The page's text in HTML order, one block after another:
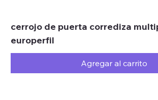
cerrojo de puerta corrediza
europerfil
Agregar al carrito